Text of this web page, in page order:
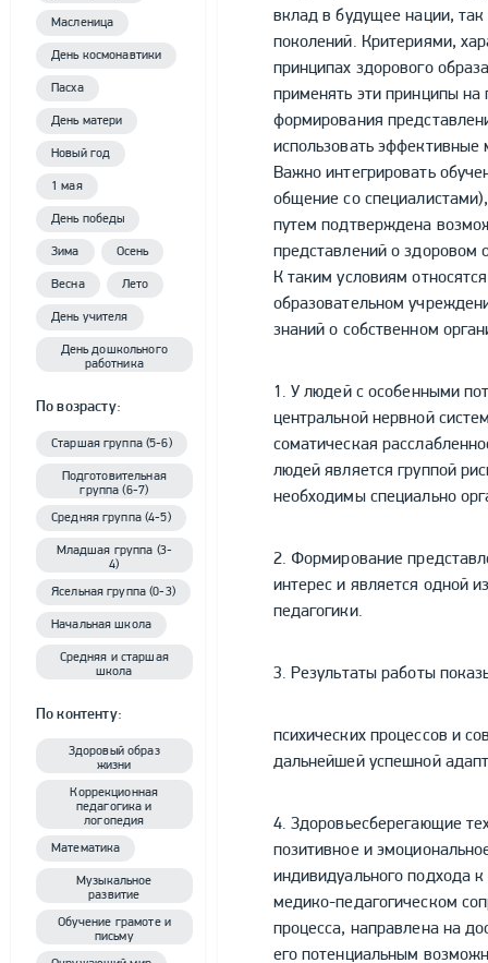
Масленица
День космонавтики
Пасха
День матери
Новый год
1 мая
День победы
Зима Осень
Весна Лето
День учителя
День дошкольного
работника
По возрасту:
Старшая группа (5-6)
Подготовительная
группа (6-7)
Средняя группа (4-5)
Младшая группа (3-
4)
Ясельная группа (0-3)
Начальная школа
Средняя и старшая
школа
По контенту:
Здоровый образ
жизни
Коррекционная
педагогика и
логопедия
Математика
Музыкальное
развитие
Обучение грамоте и
письму
вклад в будущее нации,
поколений. Критериями,
принципах здорового
применять эти принципы
формирования
использовать
Важно интегрировать
общение со
путем подтверждена
представлений о здоровом
К таким условиям
образовательном
знаний о собственном
1. У людей с особенными
центральной нервной
соматическая
людей является группой
необходимы специально
2. Формирование
интерес и является одной
педагогики.
3. Результаты работы
психических процессов и
дальнейшей успешной
4. Здоровьесберегающие
позитивное и
индивидуального подхода
медико-педагогическом
процесса, направлена на
его потенциальным